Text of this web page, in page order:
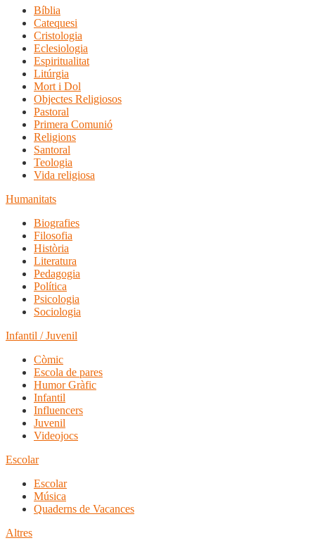
Bíblia
Catequesi
Cristologia
Eclesiologia
Espiritualitat
Litúrgia
Mort i Dol
Objectes Religiosos
Pastoral
Primera Comunió
Religions
Santoral
Teologia
Vida religiosa
Humanitats
Biografies
Filosofia
Història
Literatura
Pedagogia
Política
Psicologia
Sociologia
Infantil / Juvenil
Còmic
Escola de pares
Humor Gràfic
Infantil
Influencers
Juvenil
Videojocs
Escolar
Escolar
Música
Quaderns de Vacances
Altres